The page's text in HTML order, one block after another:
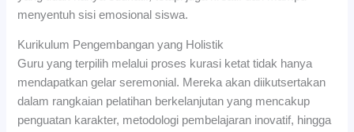
menyentuh sisi emosional siswa.
Kurikulum Pengembangan yang Holistik
Guru yang terpilih melalui proses kurasi ketat tidak hanya
mendapatkan gelar seremonial. Mereka akan diikutsertakan
dalam rangkaian pelatihan berkelanjutan yang mencakup
penguatan karakter, metodologi pembelajaran inovatif, hingga